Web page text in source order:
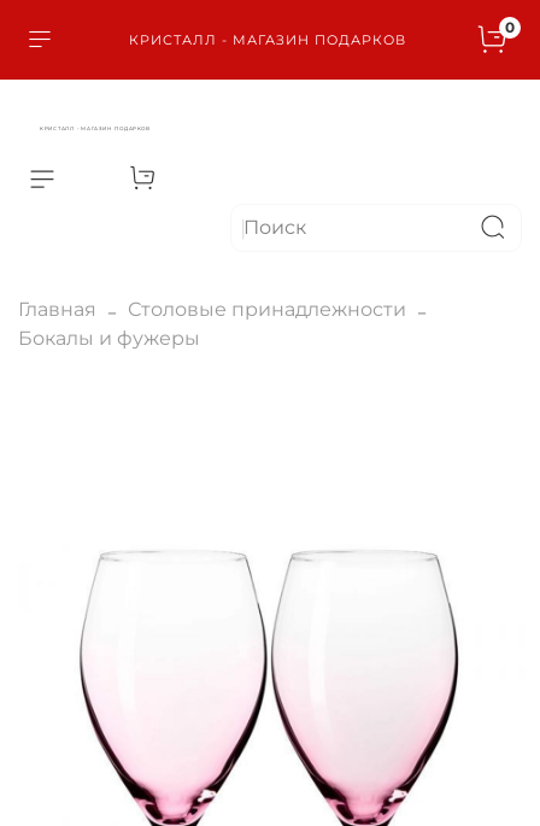
КРИСТАЛЛ - МАГАЗИН ПОДАРКОВ
0
КРИСТАЛЛ - МАГАЗИН ПОДАРКОВ
Главная
Столовые принадлежности
Бокалы и фужеры